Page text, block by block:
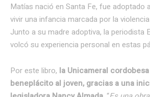
Matías nació en Santa Fe, fue adoptado
vivir una infancia marcada por la
Junto a su madre adoptiva, la periodista
volcó su experiencia personal en estas
Por este libro, la Unicameral
beneplácito al joven, gracias a una